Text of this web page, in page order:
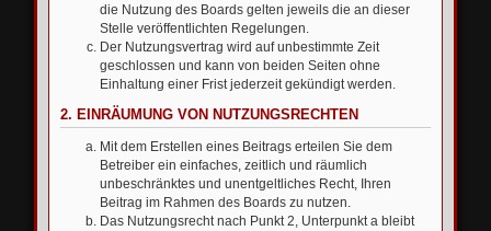
die Nutzung des Boards gelten jeweils die an dieser
Stelle veröffentlichten Regelungen.
Der Nutzungsvertrag wird auf unbestimmte Zeit
geschlossen und kann von beiden Seiten ohne
Einhaltung einer Frist jederzeit gekündigt werden.
2. EINRÄUMUNG VON NUTZUNGSRECHTEN
Mit dem Erstellen eines Beitrags erteilen Sie dem
Betreiber ein einfaches, zeitlich und räumlich
unbeschränktes und unentgeltliches Recht, Ihren
Beitrag im Rahmen des Boards zu nutzen.
Das Nutzungsrecht nach Punkt 2, Unterpunkt a bleibt